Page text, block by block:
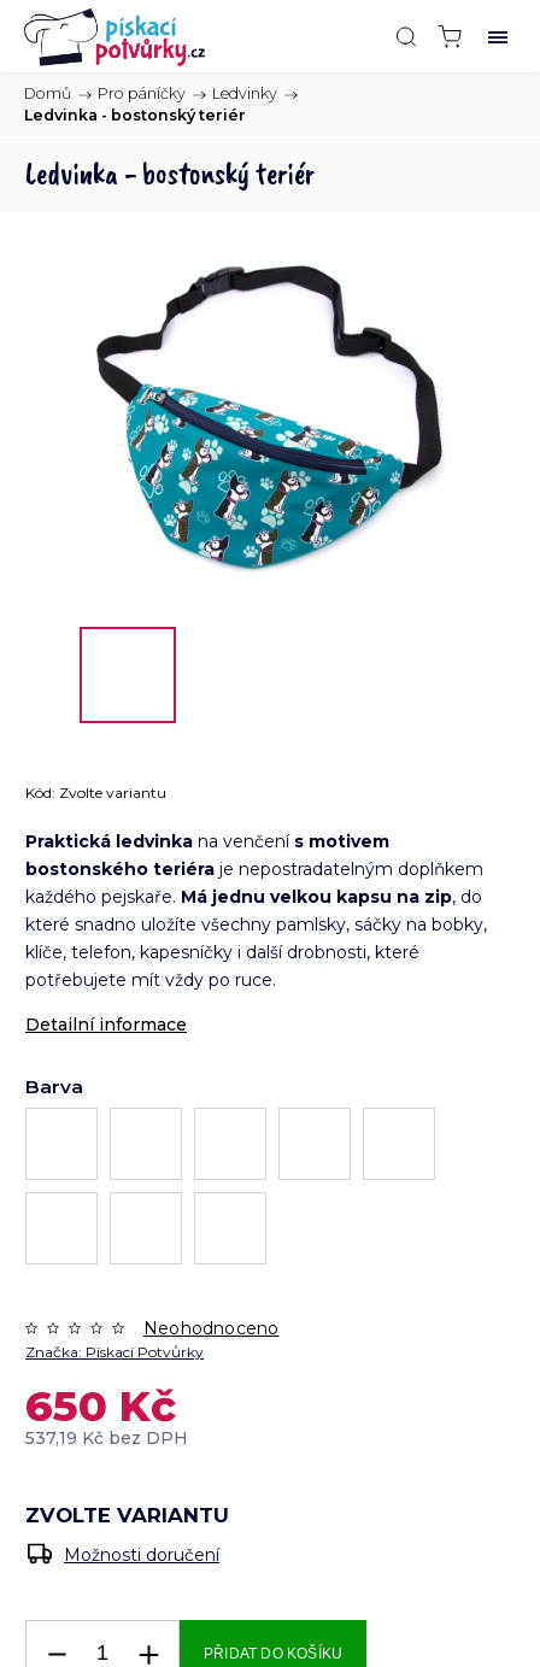
Domů / Pro páníčky / Ledvinky /
Ledvinka - bostonský teriér
Ledvinka - bostonský teriér
Kód: Zvolte variantu
Praktická ledvinka na venčení s motivem
bostonského teriéra je nepostradatelným doplňkem
každého pejskaře. Má jednu velkou kapsu na zip, do
které snadno uložíte všechny pamlsky, sáčky na bobky,
klíče, telefon, kapesníčky i další drobnosti, které
potřebujete mít vždy po ruce.
Detailní informace
Barva
Značka: Pískací Potvůrky
Neohodnoceno
650 Kč
537,19 Kč bez DPH
ZVOLTE VARIANTU
Možnosti doručení
PŘIDAT DO KOŠÍKU